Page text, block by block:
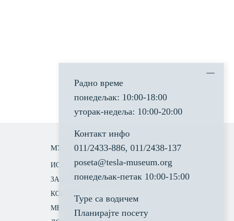
МУЗЕЈ
ИСТОРИЈАТ
ЗАШТИТА БАШТИНЕ
КОНТАКТ
МЕДИЈИ
Радно време
понедељак: 10:00-18:00
уторак-недеља: 10:00-20:00
Контакт инфо
011/2433-886, 011/2438-137
poseta@tesla-museum.org
понедељaк-петак 10:00-15:00
Туре са водичем
Планирајте посету